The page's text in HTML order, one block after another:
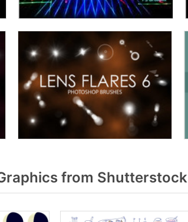
from Shutterstock